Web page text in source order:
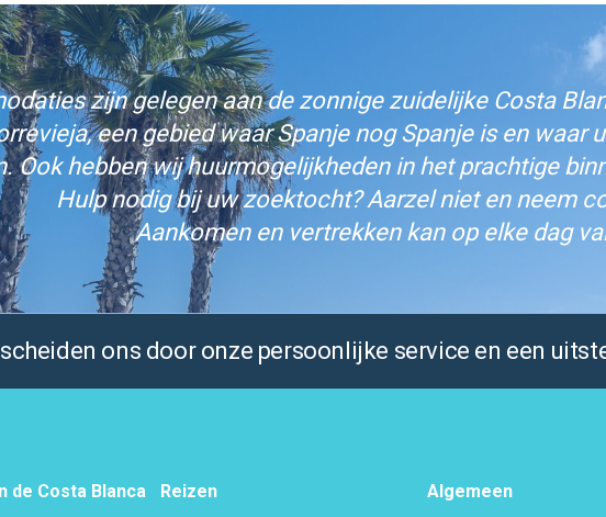
zijn gelegen aan de zonnige zuidelijke Costa
een gebied waar Spanje nog Spanje is en
Ook hebben wij huurmogelijkheden in het prachtige
Hulp nodig bij uw zoektocht? Aarzel niet en neem
Aankomen en vertrekken kan op elke dag
ons door onze persoonlijke service en een
de Costa Blanca Reizen Algemeen